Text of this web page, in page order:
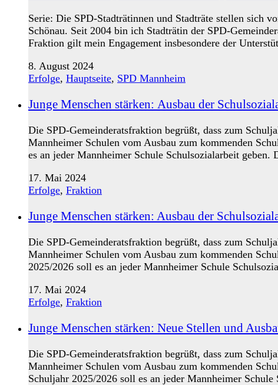
Serie: Die SPD-Stadträtinnen und Stadträte stellen sich
Schönau. Seit 2004 bin ich Stadträtin der SPD-
Fraktion gilt mein Engagement insbesondere der
8. August 2024
Erfolge, Hauptseite, SPD Mannheim
Junge Menschen stärken: Ausbau der
Die SPD-Gemeinderatsfraktion begrüßt, dass zum
Mannheimer Schulen vom Ausbau zum kommenden
es an jeder Mannheimer Schule Schulsozialarbeit
17. Mai 2024
Erfolge, Fraktion
Junge Menschen stärken: Ausbau der
Die SPD-Gemeinderatsfraktion begrüßt, dass zum
Mannheimer Schulen vom Ausbau zum kommenden
2025/2026 soll es an jeder Mannheimer Schule
17. Mai 2024
Erfolge, Fraktion
Junge Menschen stärken: Neue Stellen und
Die SPD-Gemeinderatsfraktion begrüßt, dass zum
Mannheimer Schulen vom Ausbau zum kommenden
Schuljahr 2025/2026 soll es an jeder Mannheimer